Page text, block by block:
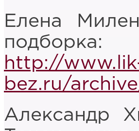
Елена
подборка:
http://
bez.ru/
Александр